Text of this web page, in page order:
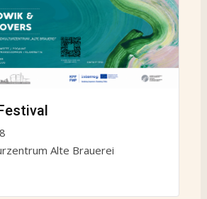
Alte Brauerei